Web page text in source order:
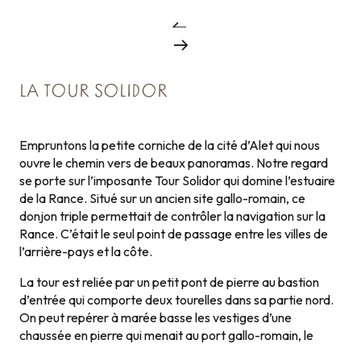
LA TOUR SOLIDOR
Empruntons la petite corniche de la cité d’Alet qui nous
ouvre le chemin vers de beaux panoramas. Notre regard
se porte sur l’imposante Tour Solidor qui domine l’estuaire
de la Rance. Situé sur un ancien site gallo-romain, ce
donjon triple permettait de contrôler la navigation sur la
Rance. C’était le seul point de passage entre les villes de
l’arrière-pays et la côte.
La tour est reliée par un petit pont de pierre au bastion
d’entrée qui comporte deux tourelles dans sa partie nord.
On peut repérer à marée basse les vestiges d’une
chaussée en pierre qui menait au port gallo-romain, le